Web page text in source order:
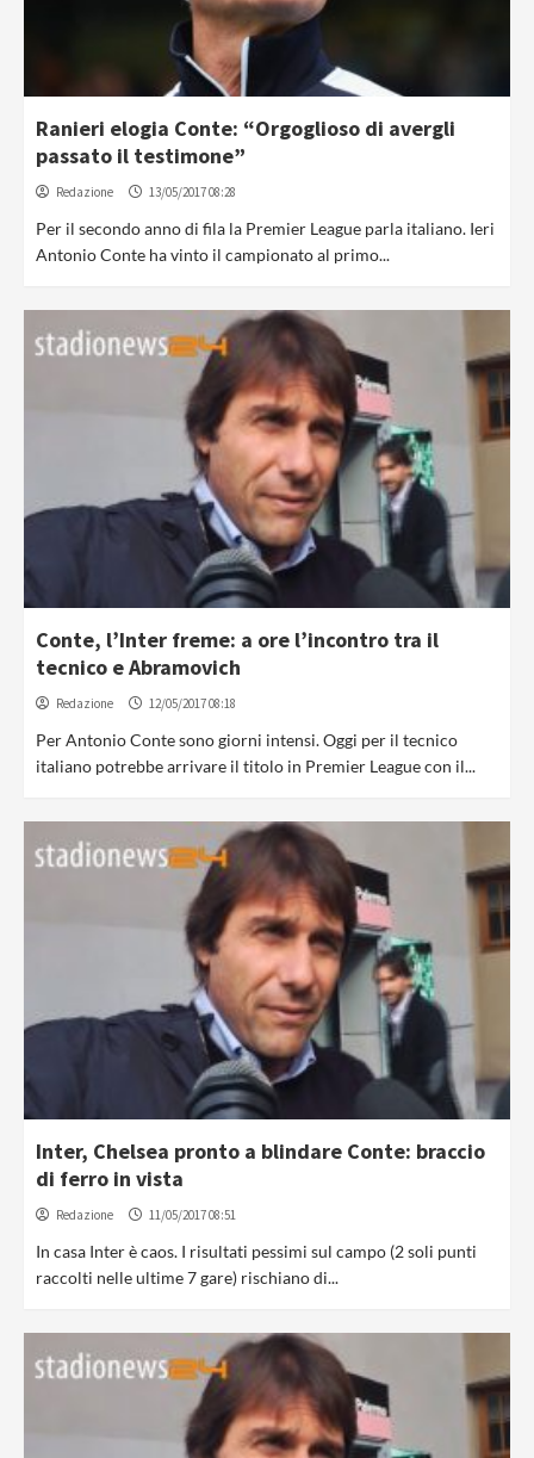
Ranieri elogia Conte: “Orgoglioso di avergli
passato il testimone”
Redazione 13/05/2017 08:28
Per il secondo anno di fila la Premier League parla italiano. Ieri
Antonio Conte ha vinto il campionato al primo...
Conte, l’Inter freme: a ore l’incontro tra il
tecnico e Abramovich
Redazione 12/05/2017 08:18
Per Antonio Conte sono giorni intensi. Oggi per il tecnico
italiano potrebbe arrivare il titolo in Premier League con il...
Inter, Chelsea pronto a blindare Conte: braccio
di ferro in vista
Redazione 11/05/2017 08:51
In casa Inter è caos. I risultati pessimi sul campo (2 soli punti
raccolti nelle ultime 7 gare) rischiano di...